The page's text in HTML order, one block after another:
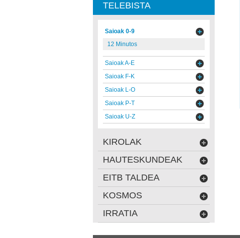
TELEBISTA
Saioak 0-9
12 Minutos
Saioak A-E
Saioak F-K
Saioak L-O
Saioak P-T
Saioak U-Z
KIROLAK
HAUTESKUNDEAK
EITB TALDEA
KOSMOS
IRRATIA